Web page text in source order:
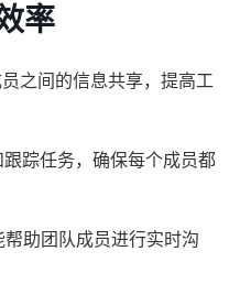
率
之间的信息共享，提高工
踪任务，确保每个成员都
助团队成员进行实时沟